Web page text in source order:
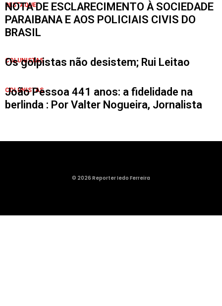
DESTAQUE
NOTA DE ESCLARECIMENTO À SOCIEDADE
PARAIBANA E AOS POLICIAIS CIVIS DO
BRASIL
COLUNISTAS
Os golpistas não desistem; Rui Leitao
COLUNISTAS
João Pessoa 441 anos: a fidelidade na
berlinda : Por Valter Nogueira, Jornalista
© 2026 Reporter Iedo Ferreira